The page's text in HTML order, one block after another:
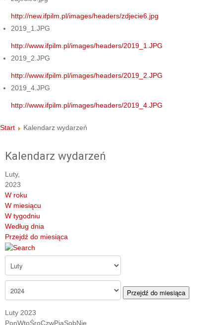
http://new.ifpilm.pl/images/headers/zdjecie6.jpg
2019_1.JPG
http://www.ifpilm.pl/images/headers/2019_1.JPG
2019_2.JPG
http://www.ifpilm.pl/images/headers/2019_2.JPG
2019_4.JPG
http://www.ifpilm.pl/images/headers/2019_4.JPG
Start Kalendarz wydarzeń
Kalendarz wydarzeń
Luty,
2023
W roku
W miesiącu
W tygodniu
Według dnia
Przejdź do miesiąca
Przejdź do miesiąca
Luty 2023
PonWtoŚroCzwPiąSobNie